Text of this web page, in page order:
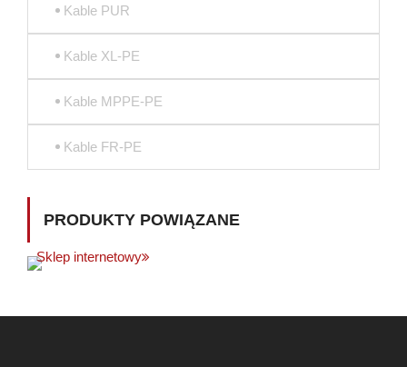
Kable PUR
Kable XL-PE
Kable MPPE-PE
Kable FR-PE
PRODUKTY POWIĄZANE
Sklep internetowy